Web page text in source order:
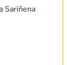
Sariñena